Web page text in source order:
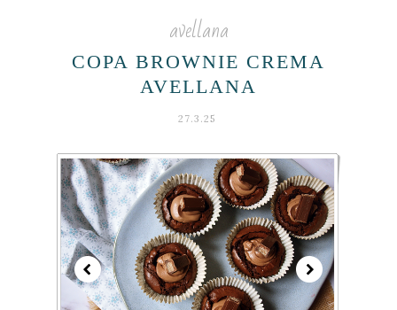
avellana
COPA BROWNIE CREMA
AVELLANA
27.3.25